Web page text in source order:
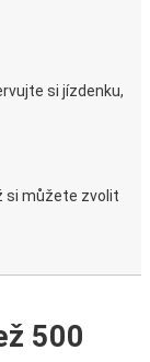
si jízdenku,
si můžete zvolit
500